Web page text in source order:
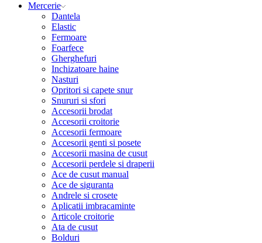
Mercerie
Dantela
Elastic
Fermoare
Foarfece
Gherghefuri
Inchizatoare haine
Nasturi
Opritori si capete snur
Snururi si sfori
Accesorii brodat
Accesorii croitorie
Accesorii fermoare
Accesorii genti si posete
Accesorii masina de cusut
Accesorii perdele si draperii
Ace de cusut manual
Ace de siguranta
Andrele si crosete
Aplicatii imbracaminte
Articole croitorie
Ata de cusut
Bolduri